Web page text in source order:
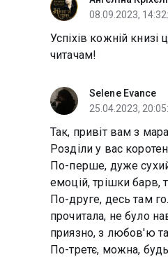
08.09.2023,
Успіхів кожній книзі
читачам!
Selene Evance
25.04.2023,
Так, привіт вам з
Розділи у вас
По-перше, дуже
емоцій, трішки барв,
По-друге, десь там
прочитала, не було
приязно, з любов'ю
По-третє, можна,